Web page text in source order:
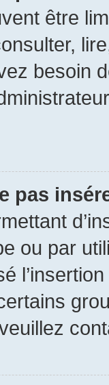
être
besoin
pas
ou par